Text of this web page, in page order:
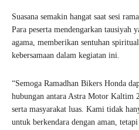
Suasana semakin hangat saat sesi
Para peserta mendengarkan tausiyah
agama, memberikan sentuhan
kebersamaan dalam kegiatan ini.
“Semoga Ramadhan Bikers Honda
hubungan antara Astra Motor Kaltim
serta masyarakat luas. Kami tidak
untuk berkendara dengan aman,